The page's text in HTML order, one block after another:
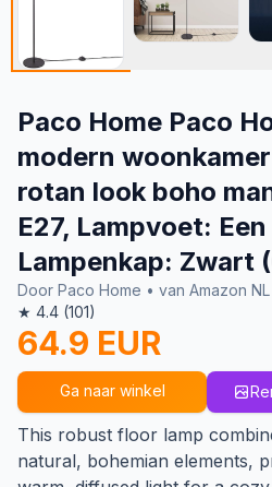
Paco Home Paco
modern
rotan look boho
E27, Lampvoet:
Lampenkap: Zwart
Door Paco Home • van Amazon NL
★ 4.4 (101)
64.9 EUR
Ga naar winkel
This robust floor lamp
natural, bohemian elements,